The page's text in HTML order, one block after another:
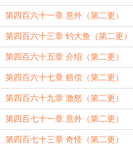
第四百六十一章 意外（第二更）
第四百六十三章 钓大鱼（第二更）
第四百六十五章 介绍（第二更）
第四百六十七章 赔偿（第二更）
第四百六十九章 激怒（第二更）
第四百七十一章 意外（第二更）
第四百七十三章 奇怪（第二更）